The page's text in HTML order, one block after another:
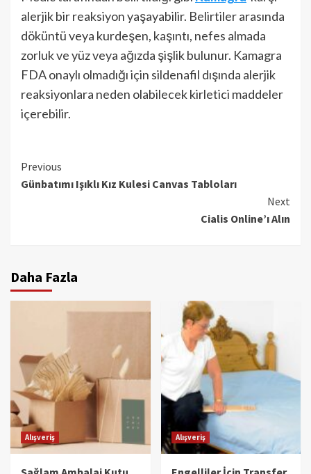
alerjik bir reaksiyon yaşayabilir. Belirtiler arasında
döküntü veya kurdeşen, kaşıntı, nefes almada
zorluk ve yüz veya ağızda şişlik bulunur. Kamagra
FDA onaylı olmadığı için sildenafil dışında alerjik
reaksiyonlara neden olabilecek kirletici maddeler
içerebilir.
Continue
Reading
Previous
Günbatımı Işıklı Kız Kulesi Canvas Tabloları
Next
Cialis Online’ı Alın
Daha Fazla
Alışveriş Alışveriş